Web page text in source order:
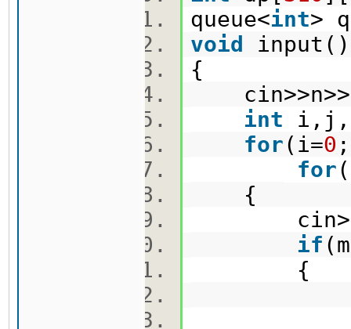
queue<int>
void
{
int
for(i=0
for
{
if
{